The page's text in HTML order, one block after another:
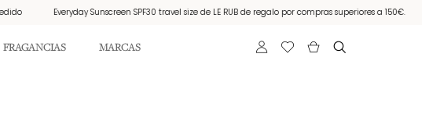
Everyday Sunscreen SPF30 travel size de LE RUB de regalo por compras superiores a 150€.
FRAGANCIAS MARCAS